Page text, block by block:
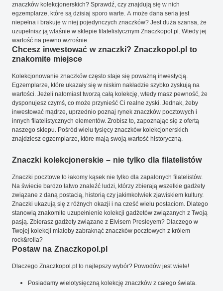
znaczków kolekcjonerskich? Sprawdź, czy znajdują się w nich
egzemplarze, które są dzisiaj sporo warte. A może dana seria jest
niepełna i brakuje w niej pojedynczych znaczków? Jest duża szansa, że
uzupełnisz ją właśnie w sklepie filatelistycznym Znaczkopol.pl. Wtedy jej
wartość na pewno wzrośnie.
Chcesz inwestować w znaczki? Znaczkopol.pl to
znakomite miejsce
Kolekcjonowanie znaczków często staje się poważną inwestycją.
Egzemplarze, które ukazały się w niskim nakładzie szybko zyskują na
wartości. Jeżeli natomiast tworzą całą kolekcję, wtedy masz pewność, że
dysponujesz czymś, co może przynieść Ci realne zyski. Jednak, żeby
inwestować mądrze, uprzednio poznaj rynek znaczków pocztowych i
innych filatelistycznych elementów. Zrobisz to, zapoznając się z ofertą
naszego sklepu. Pośród wielu tysięcy znaczków kolekcjonerskich
znajdziesz egzemplarze, które mają swoją wartość historyczną.
Znaczki kolekcjonerskie – nie tylko dla filatelistów
Znaczki pocztowe to łakomy kąsek nie tylko dla zapalonych filatelistów.
Na świecie bardzo łatwo znaleźć ludzi, którzy zbierają wszelkie gadżety
związane z daną postacią, historią czy jakimkolwiek zjawiskiem kultury.
Znaczki ukazują się z różnych okazji i na cześć wielu postaciom. Dlatego
stanowią znakomite uzupełnienie kolekcji gadżetów związanych z Twoją
pasją. Zbierasz gadżety związane z Elvisem Presleyem? Dlaczego w
Twojej kolekcji miałoby zabraknąć znaczków pocztowych z królem
rock&rolla?
Postaw na Znaczkopol.pl
Dlaczego Znaczkopol.pl to najlepszy wybór? Powodów jest wiele!
Posiadamy wielotysięczną kolekcję znaczków z całego świata.